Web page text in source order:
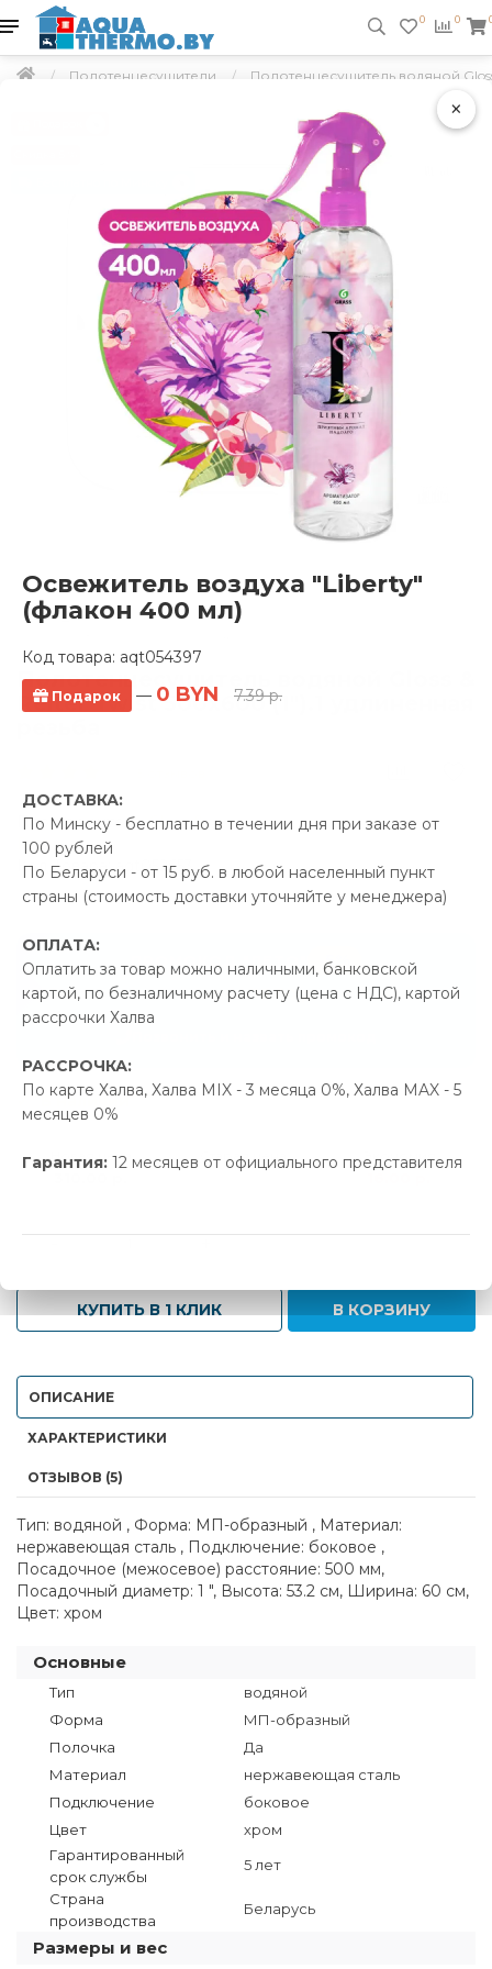
×
Освежитель воздуха "Liberty"
(флакон 400 мл)
Код товара: aqt054397
Подарок — 0 BYN 7.39 р.
ДОСТАВКА:
По Минску - бесплатно в течении дня при заказе от
100 рублей
По Беларуси - от 15 руб. в любой населенный пункт
страны (стоимость доставки уточняйте у менеджера)
ОПЛАТА:
Оплатить за товар можно наличными, банковской
картой, по безналичному расчету (цена с НДС), картой
рассрочки Халва
РАССРОЧКА:
По карте Халва, Халва MIX - 3 месяца 0%, Халва MAX - 5
месяцев 0%
Гарантия: 12 месяцев от официального представителя
0 0
Полотенцесушители Полотенцесушитель водяной
Полотенцесушитель водяной Gloss &
Reiter Twist 500x600 (1").1 удлиненная
Производитель:Gloss &
Reiter
Код Товара: aqt052653
-5%
Экономия16.00 р.
В наличии
Новая цена Старая цена
КУПИТЬ В 1 КЛИК В КОРЗИНУ
ОПИСАНИЕ
ХАРАКТЕРИСТИКИ
ОТЗЫВОВ (5)
Тип: водяной , Форма: МП-образный , Материал:
нержавеющая сталь , Подключение: боковое ,
Посадочное (межосевое) расстояние: 500 мм,
Посадочный диаметр: 1 ", Высота: 53.2 см, Ширина: 60 см,
Цвет: хром
Основные
Тип
водяной
Форма
МП-образный
Полочка
Да
Материал
нержавеющая сталь
Подключение
боковое
Цвет
хром
Гарантированный
срок службы
5 лет
Страна
производства
Беларусь
Размеры и вес